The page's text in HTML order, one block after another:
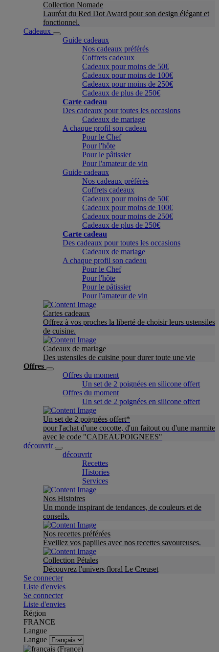
Collection Nomade
Lauréat du Red Dot Award pour son design élégant et
fonctionnel.
Cadeaux
Guide cadeaux
Nos cadeaux préférés
Coffrets cadeaux
Cadeaux pour moins de 50€
Cadeaux pour moins de 100€
Cadeaux pour moins de 250€
Cadeaux de plus de 250€
Carte cadeau
Des cadeaux pour toutes les occasions
Cadeaux de mariage
A chaque profil son cadeau
Pour le Chef
Pour l'hôte
Pour le pâtissier
Pour l'amateur de vin
Guide cadeaux
Nos cadeaux préférés
Coffrets cadeaux
Cadeaux pour moins de 50€
Cadeaux pour moins de 100€
Cadeaux pour moins de 250€
Cadeaux de plus de 250€
Carte cadeau
Des cadeaux pour toutes les occasions
Cadeaux de mariage
A chaque profil son cadeau
Pour le Chef
Pour l'hôte
Pour le pâtissier
Pour l'amateur de vin
Cartes cadeaux
Offrez à vos proches la liberté de choisir leurs ustensiles
de cuisine.
Cadeaux de mariage
Des ustensiles de cuisine pour durer toute une vie
Offres
Offres du moment
Un set de 2 poignées en silicone offert
Offres du moment
Un set de 2 poignées en silicone offert
Un set de 2 poignées offert*
pour l'achat d'une cocotte, d'un faitout ou d'une marmite
avec le code "CADEAUPOIGNEES"
découvrir
découvrir
Recettes
Histories
Services
Nos Histoires
Un monde inspirant de tendances, de couleurs et de
conseils.
Nos recettes préférées
Éveillez vos papilles avec nos recettes savoureuses.
Collection Pétales
Découvrez l'univers floral Le Creuset
Se connecter
Liste d'envies
Se connecter
Liste d'envies
Région
FRANCE
Langue
Langue